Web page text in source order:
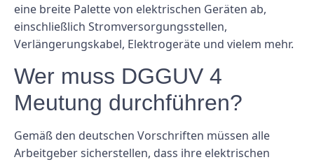
eine breite Palette von elektrischen Geräten ab,
einschließlich Stromversorgungsstellen,
Verlängerungskabel, Elektrogeräte und vielem mehr.
Wer muss DGGUV 4
Meutung durchführen?
Gemäß den deutschen Vorschriften müssen alle
Arbeitgeber sicherstellen, dass ihre elektrischen